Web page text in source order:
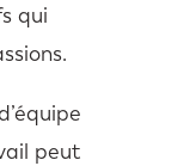
qui
peut